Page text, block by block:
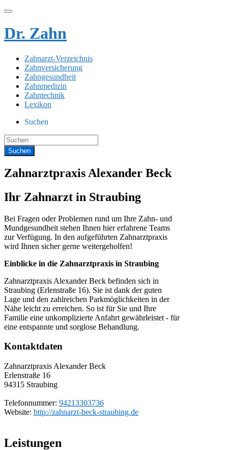
Dr. Zahn
Zahnarzt-Verzeichnis
Zahnversicherung
Zahngesundheit
Zahnmedizin
Zahntechnik
Lexikon
Suchen
Zahnarztpraxis Alexander Beck
Ihr Zahnarzt in Straubing
Bei Fragen oder Problemen rund um Ihre Zahn- und
Mundgesundheit stehen Ihnen hier erfahrene Teams
zur Verfügung. In den aufgeführten Zahnarztpraxis
wird Ihnen sicher gerne weitergeholfen!
Einblicke in die Zahnarztpraxis in Straubing
Zahnarztpraxis Alexander Beck befinden sich in
Straubing (Erlenstraße 16). Sie ist dank der guten
Lage und den zahlreichen Parkmöglichkeiten in der
Nähe leicht zu erreichen. So ist für Sie und Ihre
Familie eine unkomplizierte Anfahrt gewährleistet - für
eine entspannte und sorglose Behandlung.
Kontaktdaten
Zahnarztpraxis Alexander Beck
Erlenstraße 16
94315 Straubing
Telefonnummer: 94213303736
Website: http://zahnarzt-beck-straubing.de
Leistungen